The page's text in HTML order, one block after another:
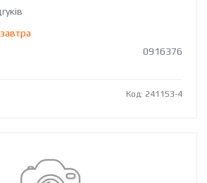
0916376
Код: 241153-4